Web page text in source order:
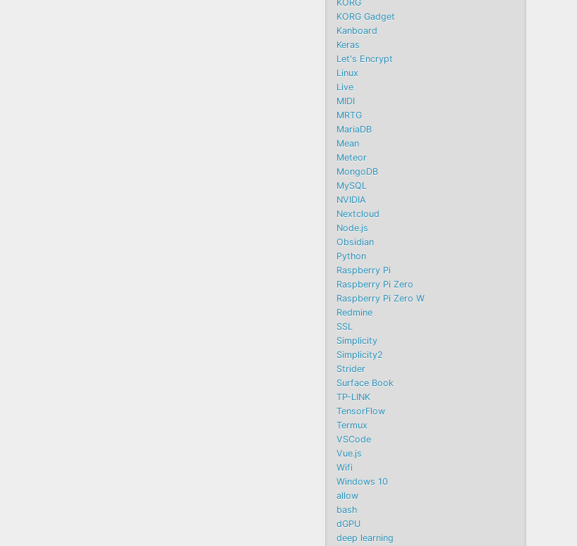
KORG
KORG Gadget
Kanboard
Keras
Let's Encrypt
Linux
Live
MIDI
MRTG
MariaDB
Mean
Meteor
MongoDB
MySQL
NVIDIA
Nextcloud
Node.js
Obsidian
Python
Raspberry Pi
Raspberry Pi Zero
Raspberry Pi Zero W
Redmine
SSL
Simplicity
Simplicity2
Strider
Surface Book
TP-LINK
TensorFlow
Termux
VSCode
Vue.js
Wifi
Windows 10
allow
bash
dGPU
deep learning